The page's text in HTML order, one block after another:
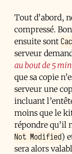
Tout d’abord,
compressé.
ensuite sont
serveur
au bout de 5
que sa copie
serveur une
incluant
moins que le
répondre qu’il
Not Modified)
sera alors